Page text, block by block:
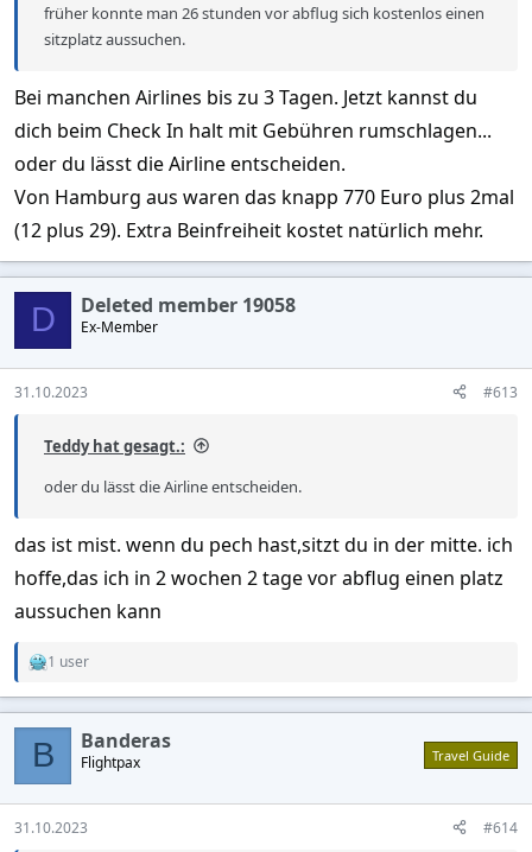
früher konnte man 26 stunden vor abflug sich kostenlos einen
sitzplatz aussuchen.
Bei manchen Airlines bis zu 3 Tagen. Jetzt kannst du
dich beim Check In halt mit Gebühren rumschlagen...
oder du lässt die Airline entscheiden.
Von Hamburg aus waren das knapp 770 Euro plus 2mal
(12 plus 29). Extra Beinfreiheit kostet natürlich mehr.
D Deleted member 19058
Ex-Member
31.10.2023 #613
Teddy hat gesagt.:
oder du lässt die Airline entscheiden.
das ist mist. wenn du pech hast,sitzt du in der mitte. ich
hoffe,das ich in 2 wochen 2 tage vor abflug einen platz
aussuchen kann
R
c
o
n
s
:
1 user
B Banderas
Flightpax Travel Guide
31.10.2023 #614